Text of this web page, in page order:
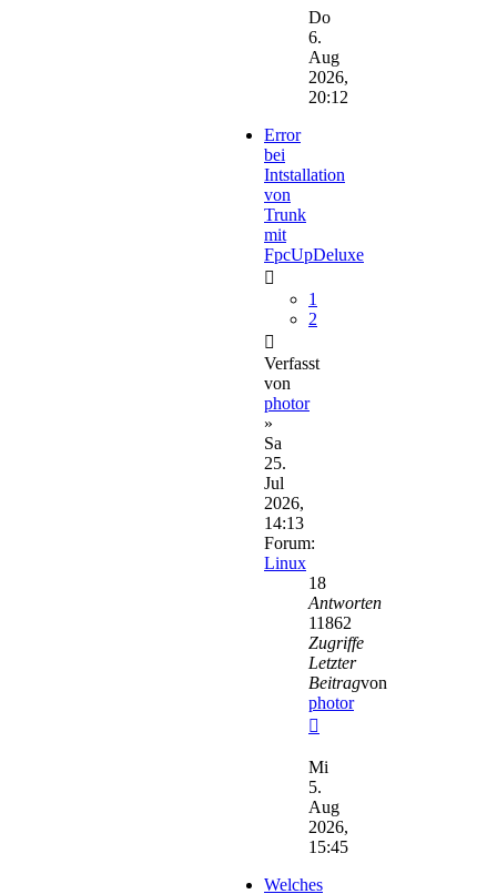
Beitrag
Do
6.
Aug
2026,
20:12
Error
bei
Intstallation
von
Trunk
mit
FpcUpDeluxe
1
2
Verfasst
von
photor
»
Sa
25.
Jul
2026,
14:13
Forum:
Linux
18
Antworten
11862
Zugriffe
Letzter
Beitragvon
photor
Beitrag
Mi
5.
Aug
2026,
15:45
Welches